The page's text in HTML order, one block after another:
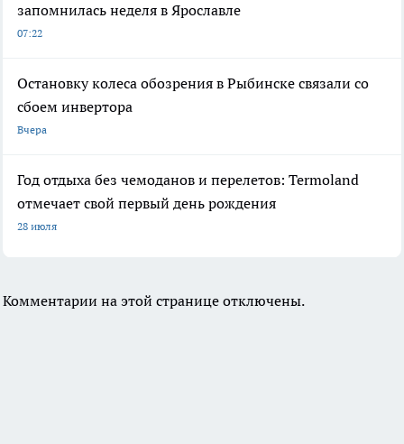
запомнилась неделя в Ярославле
07:22
Остановку колеса обозрения в Рыбинске связали со
сбоем инвертора
Вчера
Год отдыха без чемоданов и перелетов: Termoland
отмечает свой первый день рождения
28 июля
Комментарии на этой странице отключены.